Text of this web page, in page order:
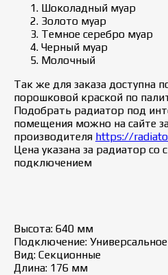
Шоколадный муар
Золото муар
Темное серебро муар
Черный муар
Молочный
Так же для заказа доступна
порошковой краской по
Подобрать радиатор под
помещения можно на сайте
производителя https://
Цена указана за радиатор
подключением
Высота: 640 мм
Подключение: Универсальное
Вид: Секционные
Длина: 176 мм